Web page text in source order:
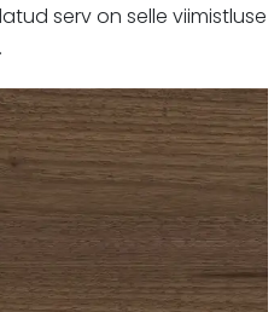
serv on selle viimistluse